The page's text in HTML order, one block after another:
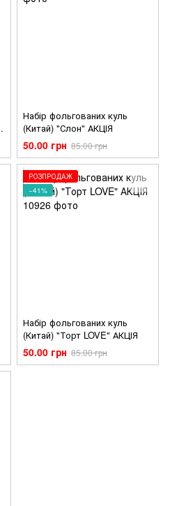
Набір фольгованих куль
(Китай) "Слон" АКЦІЯ
50.00 грн 85.00 грн
РОЗПРОДАЖ
−41%
Набір фольгованих куль
(Китай) "Торт LOVE" АКЦІЯ
50.00 грн 85.00 грн